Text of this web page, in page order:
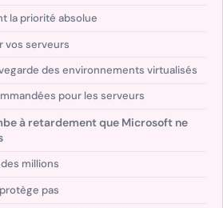
la priorité absolue
vos serveurs
des environnements virtualisés
pour les serveurs
à retardement que Microsoft ne
millions
pas